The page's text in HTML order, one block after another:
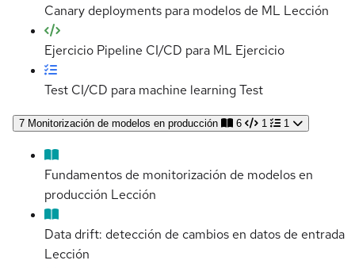
Canary deployments para modelos de ML Lección
Ejercicio Pipeline CI/CD para ML Ejercicio
Test CI/CD para machine learningTest
7 Monitorización de modelos en producción 6 1 1
Fundamentos de monitorización de modelos en
producción Lección
Data drift: detección de cambios en datos de entrada
Lección